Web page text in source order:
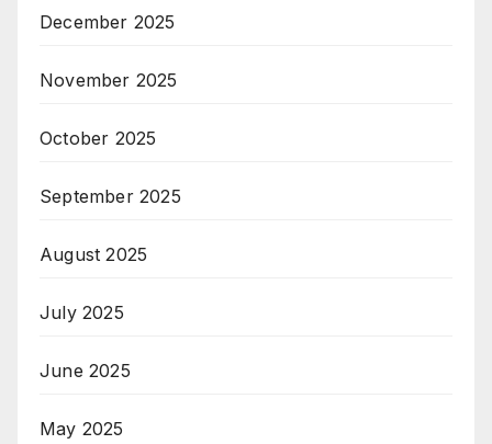
December 2025
November 2025
October 2025
September 2025
August 2025
July 2025
June 2025
May 2025